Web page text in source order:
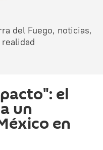
del Fuego, noticias,
el
un
en